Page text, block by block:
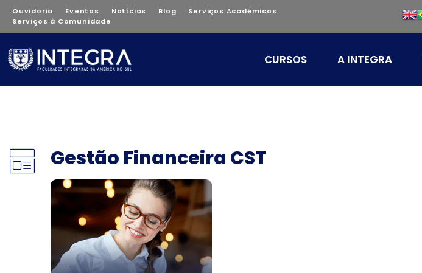
Ouvidoria Eventos Notícias Blog
Serviços Acadêmicos
Serviços à Comunidade
CURSOS A INTEGRA
Gestão Financeira CST